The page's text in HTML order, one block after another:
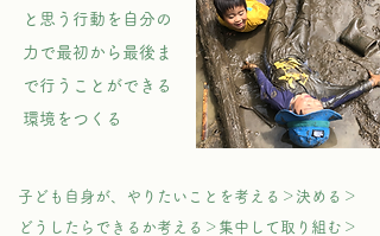
と思う行動を自分の
力で最初から最後ま
で行うことができる
環境をつくる​
子ども自身が、やりたいことを考える＞決める＞
どうしたらできるか考える＞集中して取り組む＞